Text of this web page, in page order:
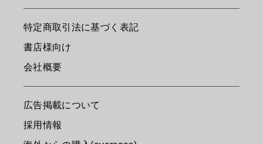
特定商取引法に基づく表記
書店様向け
会社概要
広告掲載について
採用情報